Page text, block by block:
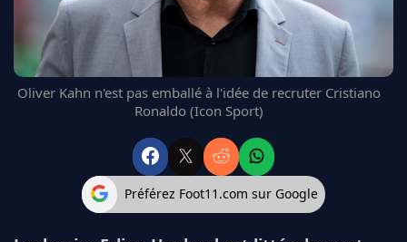
ARSENAL
BAYERN
L'AVIS DE LA RÉDAC'
Oliver Kahn n'est pas emballé à l'idée de recruter Cristiano
Ronaldo (Icon Sport)
Préférez Foot11.com sur Google